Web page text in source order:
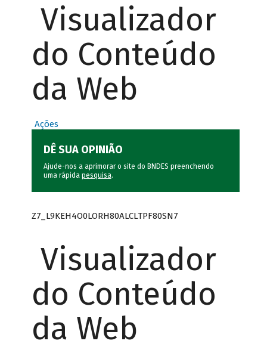
Visualizador
do Conteúdo
da Web
Ações
DÊ SUA OPINIÃO
Ajude-nos a aprimorar o site do BNDES preenchendo
uma rápida pesquisa.
Z7_L9KEH4O0LORH80ALCLTPF80SN7
Visualizador
do Conteúdo
da Web